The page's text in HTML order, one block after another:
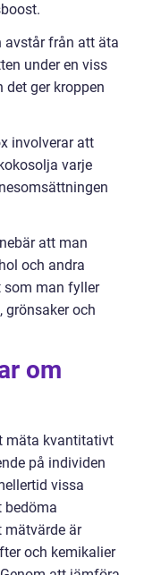
avstår från att äta
under en viss
det ger kroppen
involverar att
varje
att man
och andra
som man fyller
grönsaker och
om
mäta kvantitativt
på individen
vissa
bedöma
mätvärde är
och kemikalier